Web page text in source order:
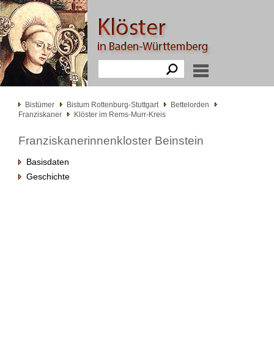
Bistümer Bistum Rottenburg-Stuttgart
Bettelorden
Franziskaner
Klöster im Rems-Murr-Kreis
Franziskanerinnenkloster Beinstein
Basisdaten
Geschichte